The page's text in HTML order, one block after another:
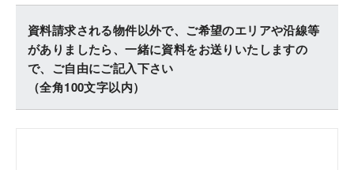
資料請求される物件以外で、ご希望のエリアや沿線等
がありましたら、一緒に資料をお送りいたしますの
で、ご自由にご記入下さい
（全角100文字以内）